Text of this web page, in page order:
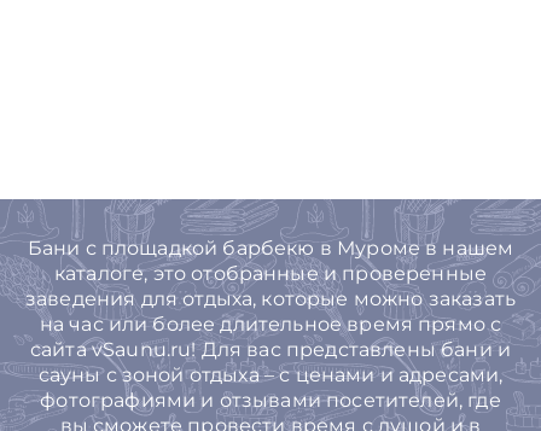
Бани с площадкой барбекю в Муроме в нашем
каталоге, это отобранные и проверенные
заведения для отдыха, которые можно заказать
на час или более длительное время прямо с
сайта vSaunu.ru! Для вас представлены бани и
сауны с зоной отдыха – с ценами и адресами,
фотографиями и отзывами посетителей, где
вы сможете провести время с душой и в